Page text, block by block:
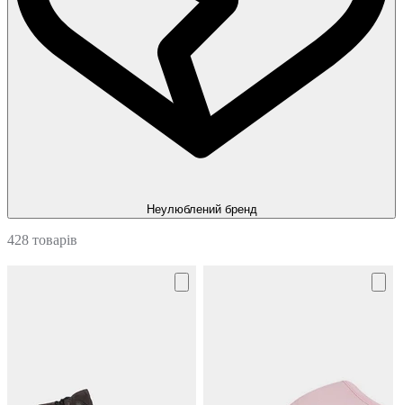
Неулюблений бренд
428 товарів